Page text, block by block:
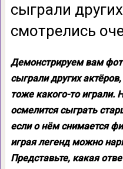
сыграли
смотрелись
Демонстрируем вам
сыграли других
тоже какого-то
осмелится сыграть
если о нём снимается
играя легенд можно
Представьте, какая